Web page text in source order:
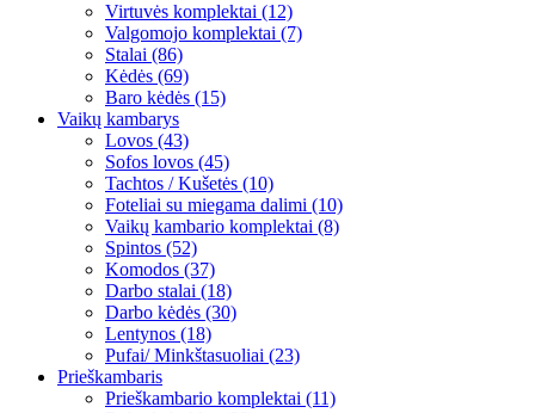
Virtuvės komplektai (12)
Valgomojo komplektai (7)
Stalai (86)
Kėdės (69)
Baro kėdės (15)
Vaikų kambarys
Lovos (43)
Sofos lovos (45)
Tachtos / Kušetės (10)
Foteliai su miegama dalimi (10)
Vaikų kambario komplektai (8)
Spintos (52)
Komodos (37)
Darbo stalai (18)
Darbo kėdės (30)
Lentynos (18)
Pufai/ Minkštasuoliai (23)
Prieškambaris
Prieškambario komplektai (11)